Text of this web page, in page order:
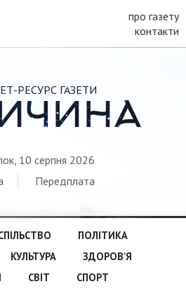
про газету
контакти
РЕСУРС ГАЗЕТИ
10 серпня 2026
Передплата
ПОЛІТИКА
КУЛЬТУРА
ЗДОРОВ’Я
СВІТ
СПОРТ